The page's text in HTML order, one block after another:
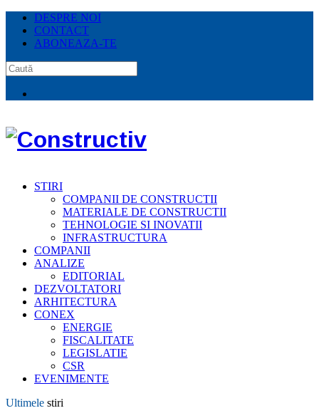
DESPRE NOI
CONTACT
ABONEAZA-TE
STIRI
COMPANII DE CONSTRUCTII
MATERIALE DE CONSTRUCTII
TEHNOLOGIE SI INOVATII
INFRASTRUCTURA
COMPANII
ANALIZE
EDITORIAL
DEZVOLTATORI
ARHITECTURA
CONEX
ENERGIE
FISCALITATE
LEGISLATIE
CSR
EVENIMENTE
Ultimele stiri